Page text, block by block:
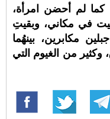
كما لم أحضن امرأة،
في مكاني، وبقيتِ
مكابرين، بينهُما
من الغيوم التي